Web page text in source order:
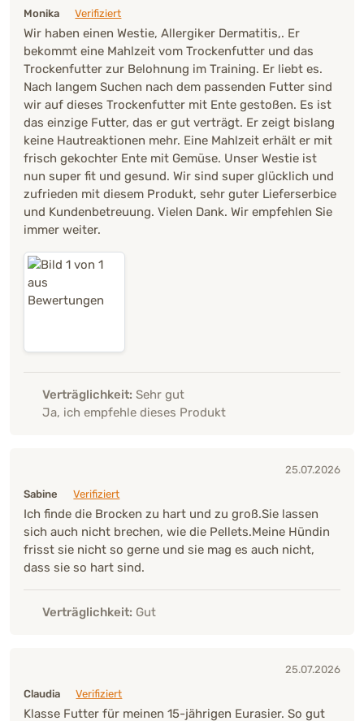
Monika
Verifiziert
Wir haben einen Westie, Allergiker Dermatitis,. Er
bekommt eine Mahlzeit vom Trockenfutter und das
Trockenfutter zur Belohnung im Training. Er liebt es.
Nach langem Suchen nach dem passenden Futter sind
wir auf dieses Trockenfutter mit Ente gestoßen. Es ist
das einzige Futter, das er gut verträgt. Er zeigt bislang
keine Hautreaktionen mehr. Eine Mahlzeit erhält er mit
frisch gekochter Ente mit Gemüse. Unser Westie ist
nun super fit und gesund. Wir sind super glücklich und
zufrieden mit diesem Produkt, sehr guter Lieferserbice
und Kundenbetreuung. Vielen Dank. Wir empfehlen Sie
immer weiter.
Verträglichkeit: Sehr gut
Ja, ich empfehle dieses Produkt
25.07.2026
Sabine
Verifiziert
Ich finde die Brocken zu hart und zu groß.Sie lassen
sich auch nicht brechen, wie die Pellets.Meine Hündin
frisst sie nicht so gerne und sie mag es auch nicht,
dass sie so hart sind.
Verträglichkeit: Gut
25.07.2026
Claudia
Verifiziert
Klasse Futter für meinen 15-jährigen Eurasier. So gut